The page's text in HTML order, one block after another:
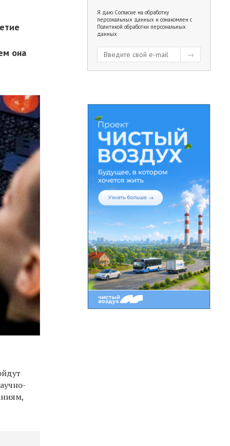
она
Я даю Согласие на обработку
персональных данных и ознакомлен с
Политикой обработки персональных
данных